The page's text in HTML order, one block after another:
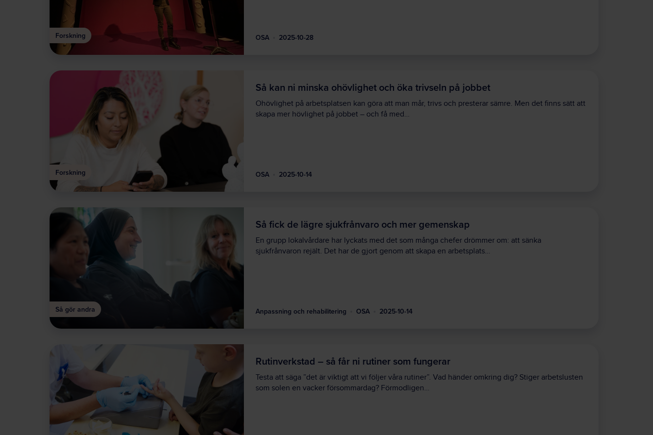
Forskning OSA 2025-10-28
Forskning
Så kan ni minska ohövlighet och öka trivseln på jobbet
Ohövlighet på arbetsplatsen kan göra att man mår, trivs och presterar sämre. Men det finns sätt att
skapa mer hövlighet på jobbet – och få med…
OSA 2025-10-14
Så gör andra
Så fick de lägre sjukfrånvaro och mer gemenskap
En grupp lokalvårdare har lyckats med det som många chefer drömmer om: att sänka
sjukfrånvaron rejält. Det har de gjort genom att skapa en arbetsplats…
Anpassning och rehabilitering OSA 2025-10-14
Rutinverkstad – så får ni rutiner som fungerar
Testa att säga ”det är viktigt att vi följer våra rutiner”. Vad händer omkring dig? Stiger arbetslusten
som solen en vacker försommardag? Förmodligen…